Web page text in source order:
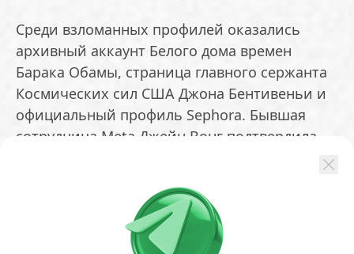
Среди взломанных профилей оказались
архивный аккаунт Белого дома времен
Барака Обамы, страница главного сержанта
Космических сил США Джона Бентивеньи и
официальный профиль Sephora. Бывшая
сотрудница Meta Джейн Вонг подтвердила,
опубликовали проиранские записи. Другие
злоумышленники охотились за редкими
короткими юзернеймами для перепродажи